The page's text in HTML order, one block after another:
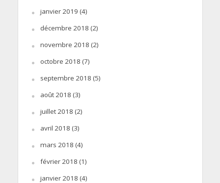
janvier 2019 (4)
décembre 2018 (2)
novembre 2018 (2)
octobre 2018 (7)
septembre 2018 (5)
août 2018 (3)
juillet 2018 (2)
avril 2018 (3)
mars 2018 (4)
février 2018 (1)
janvier 2018 (4)